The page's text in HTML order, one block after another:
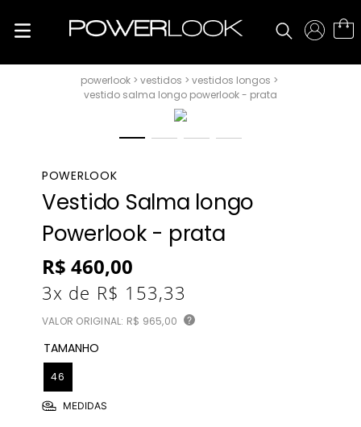
vestidos
vestidos longos
vestido salma longo powerlook - prata
POWERLOOK
Vestido Salma longo
Powerlook - prata
R$ 460,00
3x de R$ 153,33
VALOR ORIGINAL: R$ 965,00 ?
TAMANHO
46
MEDIDAS